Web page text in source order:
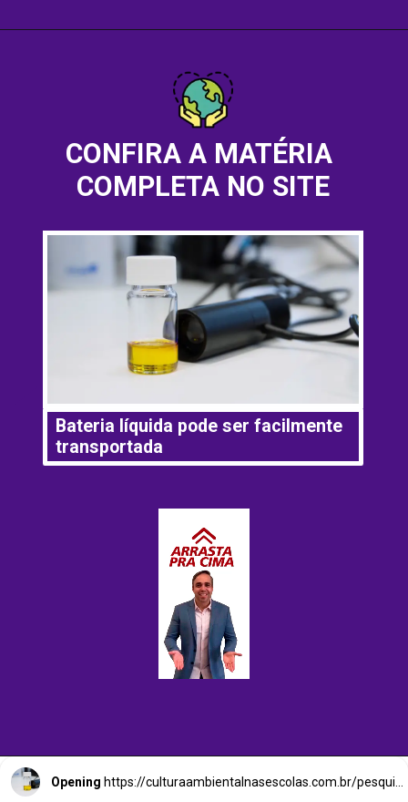
CONFIRA A MATÉRIA
COMPLETA NO SITE
Bateria líquida pode ser facilmente
transportada
Opening